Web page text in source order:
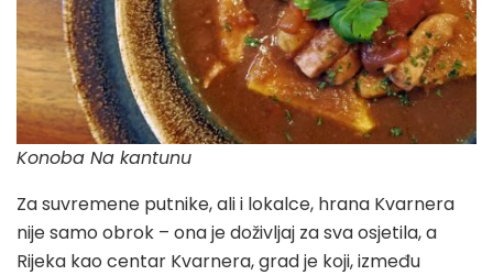
Konoba Na kantunu
Za suvremene putnike, ali i lokalce, hrana Kvarnera
nije samo obrok – ona je doživljaj za sva osjetila, a
Rijeka kao centar Kvarnera, grad je koji, između